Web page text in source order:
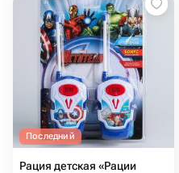
Последний
Рация детская «Рации